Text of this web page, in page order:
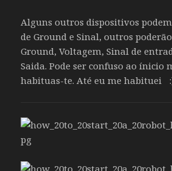
Alguns outros dispositivos
de Ground e Sinal, outros
Ground, Voltagem, Sinal de
Saida. Pode ser confuso ao ínicio
habituas-te. Até eu me habituei